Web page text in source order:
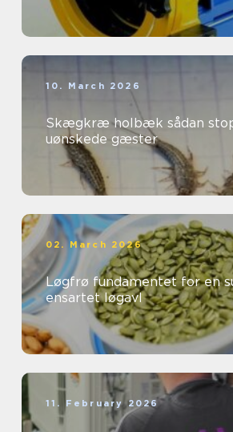
10. March 2026
Skægkræ holbæk sådan stopper du de
uønskede gæster
02. March 2026
Løgfrø fundamentet for en sund og
ensartet løgavl
11. February 2026